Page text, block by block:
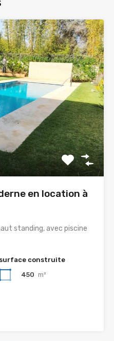
en location à
standing, avec piscine
surface construite
450 m²